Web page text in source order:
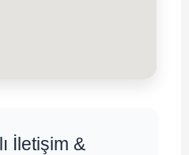
İletişim &